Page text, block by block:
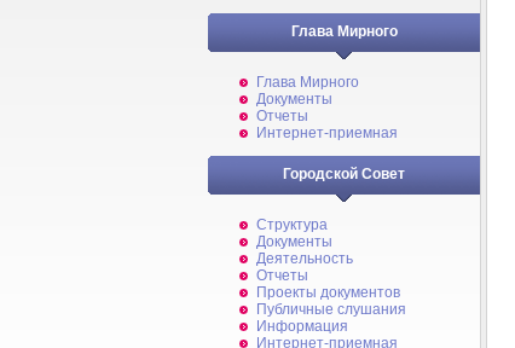
Глава Мирного
Глава Мирного
Документы
Отчеты
Интернет-приемная
Городской Совет
Структура
Документы
Деятельность
Отчеты
Проекты документов
Публичные слушания
Информация
Интернет-приемная